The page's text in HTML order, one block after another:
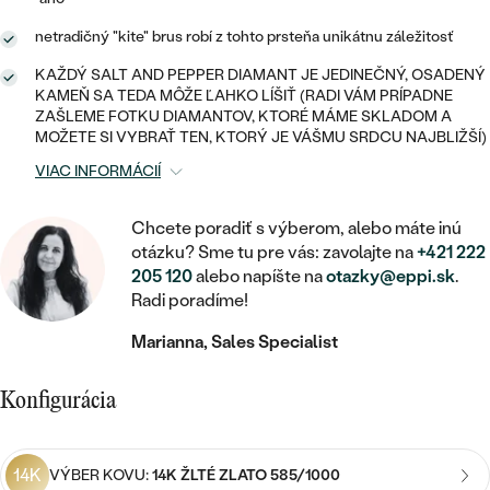
RUČNE RYTÉ
S VÝPLŇOU
SVADOBNÉ SETY
PODĽA CENY
CENOVO DOSTUPNÉ
LUXUSNÉ
ZAČAŤ S DIAMANTOM
ZAČAŤ S LABGROWN DIAMANTOM
ZAČAŤ S FAREBNÝM DIAMANTOM
PODĽA DRAHOKAMU
DIAMANT
LAB GROWN DIAMANT
MOISSANIT
FAREBNÝ DIAMANT
DETSKÉ ŠPERKY
BROŠNE
DOPLNKY
ZLATÉ
STRIEBORNÉ
S DIAMANTMI
PIERCING
PODĽA DRAHOKAMU
S DIAMANTMI
S DRAHOKAMAMI
S PERLAMI
CENOVO DOSTUPNÉ
LUXUSNÉ
MEDAILÓNY
RETIAZKY
V TVARE SRDCA
PODĽA DRAHOKAMU
S DIAMANTMI
S PERLAMI
PODĽA CENY
PERSONALIZOVANÉ
PODĽA DRAHOKAMU
S DIAMANTMI
S DRAHOKAMAMI
S PERLAMI
PODĽA CENY
CENOVO DOSTUPNÉ
netradičný "kite" brus robí z tohto prsteňa unikátnu záležitosť
KAŽDÝ SALT AND PEPPER DIAMANT JE JEDINEČNÝ, OSADENÝ
KAMEŇ SA TEDA MÔŽE ĽAHKO LÍŠIŤ (RADI VÁM PRÍPADNE
ZAŠLEME FOTKU DIAMANTOV, KTORÉ MÁME SKLADOM A
MOŽETE SI VYBRAŤ TEN, KTORÝ JE VÁŠMU SRDCU NAJBLIŽŠÍ)
VIAC INFORMÁCIÍ
Chcete poradiť s výberom, alebo máte inú
otázku? Sme tu pre vás: zavolajte na+421 222
205 120alebo napíšte naotazky@eppi.sk.
Radi poradíme!
Marianna, Sales Specialist
Konfigurácia
14K VÝBER KOVU:14K ŽLTÉ ZLATO 585/1000